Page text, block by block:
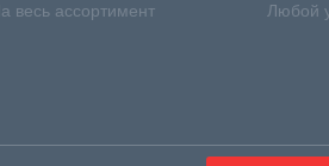
весь ассортимент
Любой